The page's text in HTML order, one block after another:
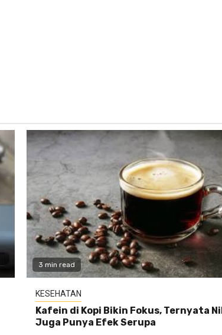
3 min read
KESEHATAN
Kafein di Kopi Bikin Fokus, Ternyata
Juga Punya Efek Serupa